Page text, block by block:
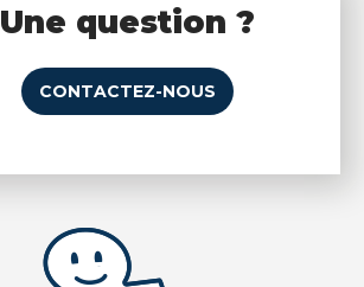
Une question ?
CONTACTEZ-NOUS